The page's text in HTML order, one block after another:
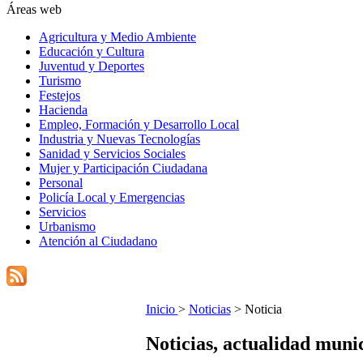
Áreas web
Agricultura y Medio Ambiente
Educación y Cultura
Juventud y Deportes
Turismo
Festejos
Hacienda
Empleo, Formación y Desarrollo Local
Industria y Nuevas Tecnologías
Sanidad y Servicios Sociales
Mujer y Participación Ciudadana
Personal
Policía Local y Emergencias
Servicios
Urbanismo
Atención al Ciudadano
Inicio > Noticias> Noticia
Noticias, actualidad